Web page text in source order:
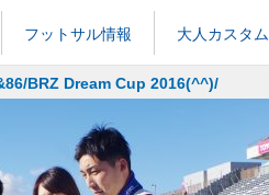
フットサル情報 大人カスタム
BRZ Dream Cup 2016(^^)/